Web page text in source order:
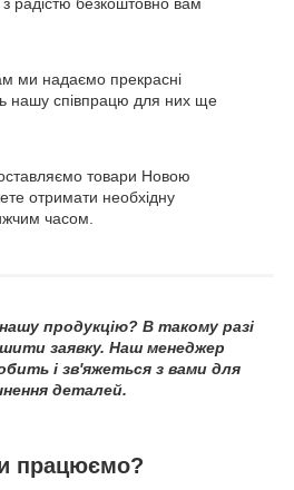
радістю безкоштовно вам
ми надаємо прекрасні
нашу співпрацю для них ще
товари Новою
отримати необхідну
часом.
продукцію? В такому разі
заявку. Наш менеджер
і зв'яжеться з вами для
деталей.
працюємо?